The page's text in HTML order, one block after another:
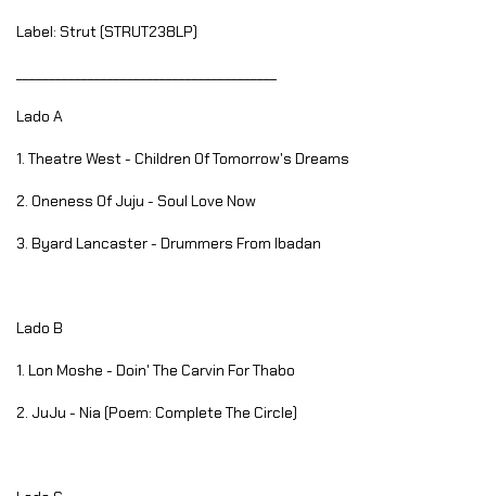
Label: Strut (STRUT238LP)
Lado A
1. Theatre West - Children Of Tomorrow's Dreams
2. Oneness Of Juju - Soul Love Now
3. Byard Lancaster - Drummers From Ibadan
Lado B
1. Lon Moshe - Doin' The Carvin For Thabo
2. JuJu - Nia (Poem: Complete The Circle)